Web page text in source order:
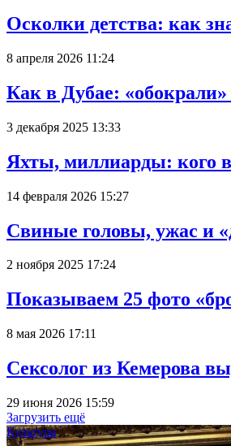
Осколки детства: как
8 апреля 2026 11:24
Как в Дубае:
3 декабря 2025 13:33
Яхты, миллиарды: кого
14 февраля 2026 15:27
Свиные головы, ужас и
2 ноября 2025 17:24
Показываем 25 фото
8 мая 2026 17:11
Сексолог из Кемерова
29 июня 2026 15:59
Загрузить ещё
Культура